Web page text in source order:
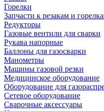
Горелки
Запчасти к резакам и
Редукторы
Газовые вентили для сварки
Рукава напорные
Баллоны для газосварки
Манометры
Машины газовой резки
Медицинское оборудование
Оборудование для
Сетевое оборудование
Сварочные аксессуары